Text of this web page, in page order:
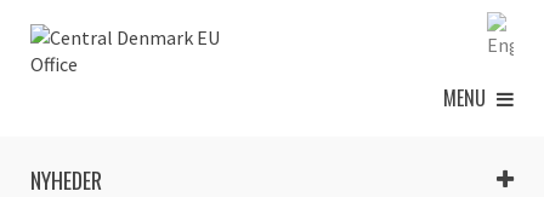
MENU
NYHEDER